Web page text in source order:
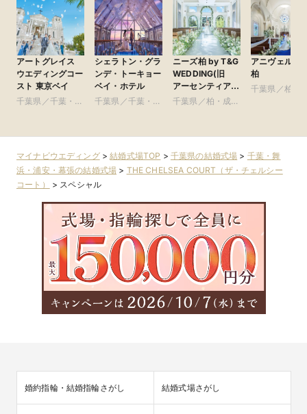
アートグレイス
ウエディングコー
スト 東京ベイ
千葉県／千葉・舞
シェラトン・グラ
ンデ・トーキョー
ベイ・ホテル
千葉県／千葉・舞
ニーズ柏 by T&G
WEDDING(旧
アーセンティア迎
賓館 柏)
千葉県／柏・成
アニヴェルセ
柏
千葉県／柏・
マイナビウエディング>結婚式場TOP > 千葉県の結婚式場 > 千葉・舞
浜・浦安・幕張の結婚式場 > THE CHELSEA COURT（ザ・チェルシー
コート）
> スペシャル
婚約指輪・結婚指輪さがし 結婚式場さがし